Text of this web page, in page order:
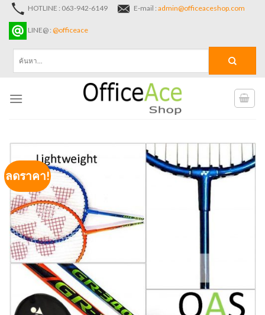
Skip
content
HOTLINE : 063-942-6149 E-mail : admin@officeaceshop.com
LINE@ : @officeace
ลดราคา!